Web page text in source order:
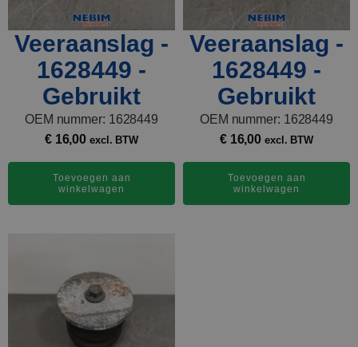
Veeraanslag -
1628449 -
Gebruikt
OEM nummer: 1628449
€16,00 excl. BTW
Toevoegen aan
winkelwagen
Veeraanslag -
1628449 -
Gebruikt
OEM nummer: 1628449
€16,00 excl. BTW
Toevoegen aan
winkelwagen